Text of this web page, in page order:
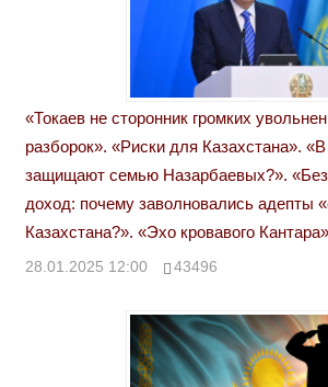
«Токаев не сторонник громких
разборок». «Риски для Казахстана».
защищают семью Назарбаевых?».
доход: почему заволновались адепты
Казахстана?». «Эхо кровавого Кантара»
28.01.2025 12:00 43496